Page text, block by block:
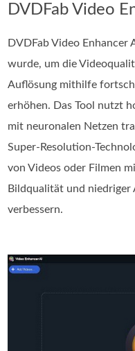
DVDFab Video
DVDFab Video
wurde, um die
Auflösung mithilfe
erhöhen. Das Tool nutzt
mit neuronalen Netzen
Super-Resolution-
von Videos oder Filmen
Bildqualität und niedriger
verbessern.